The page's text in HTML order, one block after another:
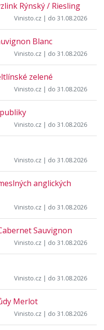
Rýnský / Riesling
Vinisto.cz | do 31.08.2026
Blanc
Vinisto.cz | do 31.08.2026
zelené
Vinisto.cz | do 31.08.2026
Vinisto.cz | do 31.08.2026
Vinisto.cz | do 31.08.2026
anglických
Vinisto.cz | do 31.08.2026
Sauvignon
Vinisto.cz | do 31.08.2026
Vinisto.cz | do 31.08.2026
Merlot
Vinisto.cz | do 31.08.2026